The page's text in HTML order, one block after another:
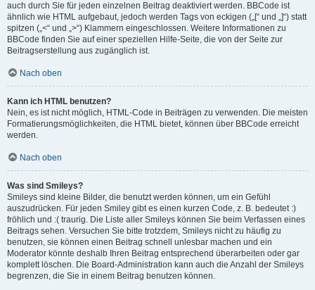
auch durch Sie für jeden einzelnen Beitrag deaktiviert werden. BBCode ist
ähnlich wie HTML aufgebaut, jedoch werden Tags von eckigen („[“ und „]“) statt
spitzen („<“ und „>“) Klammern eingeschlossen. Weitere Informationen zu
BBCode finden Sie auf einer speziellen Hilfe-Seite, die von der Seite zur
Beitragserstellung aus zugänglich ist.
Nach oben
Kann ich HTML benutzen?
Nein, es ist nicht möglich, HTML-Code in Beiträgen zu verwenden. Die meisten
Formatierungsmöglichkeiten, die HTML bietet, können über BBCode erreicht
werden.
Nach oben
Was sind Smileys?
Smileys sind kleine Bilder, die benutzt werden können, um ein Gefühl
auszudrücken. Für jeden Smiley gibt es einen kurzen Code, z. B. bedeutet :)
fröhlich und :( traurig. Die Liste aller Smileys können Sie beim Verfassen eines
Beitrags sehen. Versuchen Sie bitte trotzdem, Smileys nicht zu häufig zu
benutzen, sie können einen Beitrag schnell unlesbar machen und ein
Moderator könnte deshalb Ihren Beitrag entsprechend überarbeiten oder gar
komplett löschen. Die Board-Administration kann auch die Anzahl der Smileys
begrenzen, die Sie in einem Beitrag benutzen können.